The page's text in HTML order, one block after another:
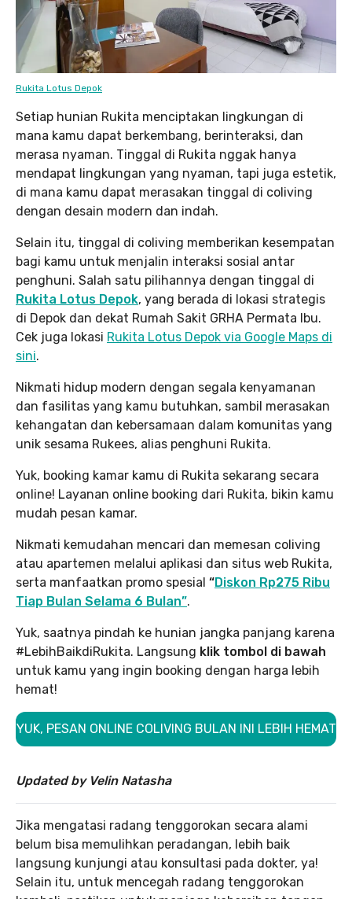
Rukita Lotus Depok
Setiap hunian Rukita menciptakan lingkungan di
mana kamu dapat berkembang, berinteraksi, dan
merasa nyaman. Tinggal di Rukita nggak hanya
mendapat lingkungan yang nyaman, tapi juga estetik,
di mana kamu dapat merasakan tinggal di coliving
dengan desain modern dan indah.
Selain itu, tinggal di coliving memberikan kesempatan
bagi kamu untuk menjalin interaksi sosial antar
penghuni. Salah satu pilihannya dengan tinggal di
Rukita Lotus Depok, yang berada di lokasi strategis
di Depok dan dekat Rumah Sakit GRHA Permata Ibu.
Cek juga lokasi Rukita Lotus Depok via Google Maps di
sini.
Nikmati hidup modern dengan segala kenyamanan
dan fasilitas yang kamu butuhkan, sambil merasakan
kehangatan dan kebersamaan dalam komunitas yang
unik sesama Rukees, alias penghuni Rukita.
Yuk, booking kamar kamu di Rukita sekarang secara
online! Layanan online booking dari Rukita, bikin kamu
mudah pesan kamar.
Nikmati kemudahan mencari dan memesan coliving
atau apartemen melalui aplikasi dan situs web Rukita,
serta manfaatkan promo spesial “Diskon Rp275 Ribu
Tiap Bulan Selama 6 Bulan”.
Yuk, saatnya pindah ke hunian jangka panjang karena
#LebihBaikdiRukita. Langsung klik tombol di bawah
untuk kamu yang ingin booking dengan harga lebih
hemat!
YUK, PESAN ONLINE COLIVING BULAN INI LEBIH HEMAT
Updated by Velin Natasha
Jika mengatasi radang tenggorokan secara alami
belum bisa memulihkan peradangan, lebih baik
langsung kunjungi atau konsultasi pada dokter, ya!
Selain itu, untuk mencegah radang tenggorokan